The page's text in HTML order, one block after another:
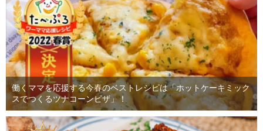
働くママを応援する今春のベストレシピは「ホットケーキミック
スでつくるツナコーンピザ」！